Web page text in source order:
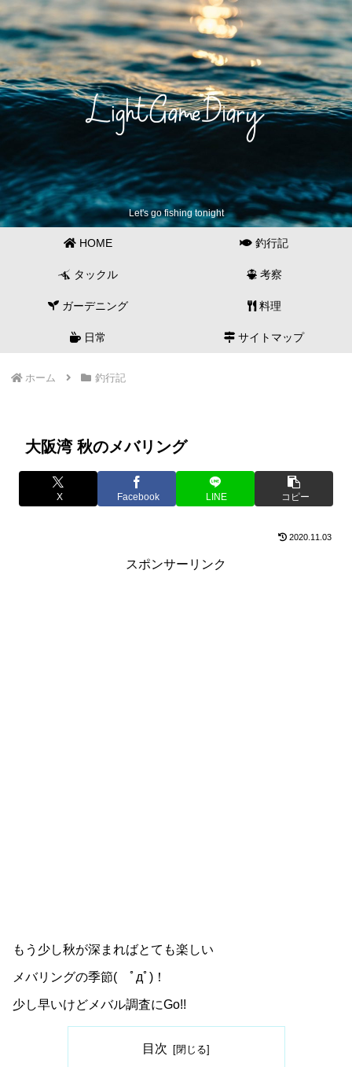
Let's go fishing tonight
HOME 釣行記
タックル 考察
ガーデニング 料理
日常 サイトマップ
ホーム 釣行記
大阪湾 秋のメバリング
X Facebook LINE コピー
2020.11.03
スポンサーリンク
もう少し秋が深まればとても楽しい
メバリングの季節( ﾟдﾟ)！
少し早いけどメバル調査にGo!!
目次